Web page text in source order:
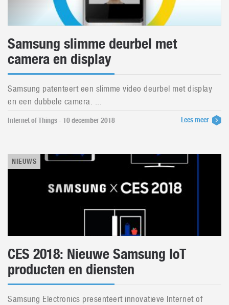
Samsung slimme deurbel met
camera en display
Samsung patenteert een slimme video deurbel met display
en een dubbele camera. ...
Internet of Things - 10 december 2018 Lees meer
NIEUWS
CES 2018: Nieuwe Samsung IoT
producten en diensten
Samsung Electronics presenteert innovatieve Internet of